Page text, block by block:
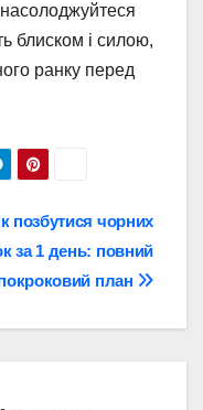
блиском і силою,
ранку перед
позбутися чорних
за 1 день: повний
план